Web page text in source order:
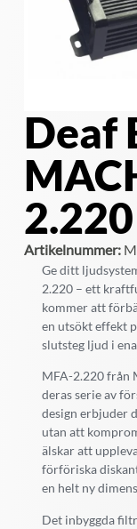
Deaf
2.220
Artikelnummer:
Ge ditt
2.220 – ett
kommer att
en utsökt effekt
slutsteg ljud i
MFA-2.220 från
deras serie av
design erbjuder
utan att
älskar att
förföriska
en helt ny
Det inbyggda